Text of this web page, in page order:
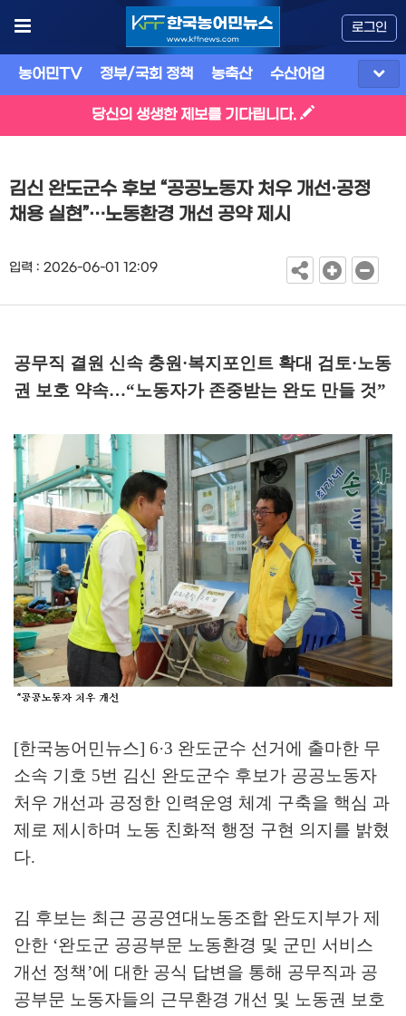
로그인
농어민TV 정부/국회 정책 농축산 수산어업
당신의 생생한 제보를 기다립니다.
김신 완도군수 후보 “공공노동자 처우 개선·공정
채용 실현”…노동환경 개선 공약 제시
입력 : 2026-06-01 12:09
공무직 결원 신속 충원 ·복지포인트 확대 검토·노동
권 보호 약속…“노동자가 존중받는 완도 만들 것”
[한국농어민뉴스] 6·3 완도군수 선거에 출마한 무
소속 기호 5번 김신 완도군수 후보가 공공노동자
처우 개선과 공정한 인력운영 체계 구축을 핵심 과
제로 제시하며 노동 친화적 행정 구현 의지를 밝혔
다.
김 후보는 최근 공공연대노동조합 완도지부가 제
안한 ‘완도군 공공부문 노동환경 및 군민 서비스
개선 정책’에 대한 공식 답변을 통해 공무직과 공
공부문 노동자들의 근무환경 개선 및 노동권 보호